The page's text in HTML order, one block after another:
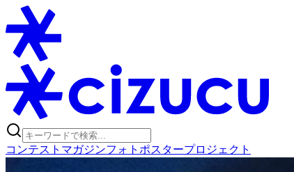
コンテスト マガジンフォトポスタープロジェクト